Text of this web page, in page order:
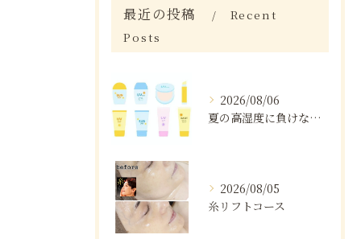
最近の投稿
Recent
Posts
2026/08/06
夏の高湿度に負けない肌ケア術
2026/08/05
糸リフトコース